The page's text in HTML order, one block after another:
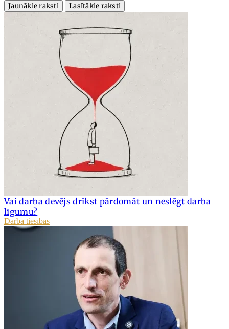
Jaunākie raksti
Lasītākie raksti
Vai darba devējs drīkst pārdomāt un neslēgt darba
līgumu?
Darba tiesības